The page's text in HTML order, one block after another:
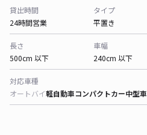
貸出時間
24時間営業
タイプ
平置き
長さ
500cm 以下
車幅
240cm 以下
対応車種
オートバイ軽自動車コンパクトカー中型車